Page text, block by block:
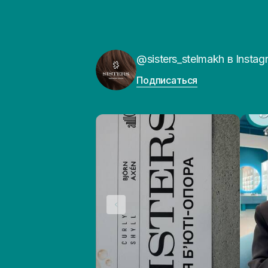
@sisters_stelmakh в
Подписаться